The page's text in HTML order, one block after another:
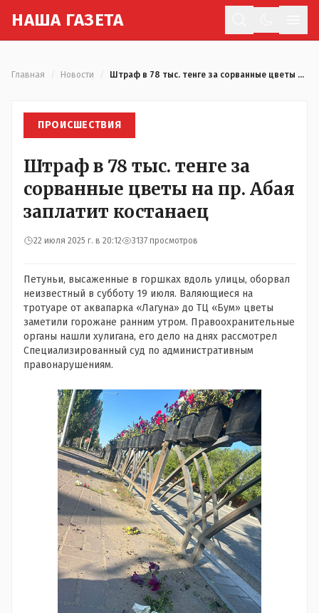
НАША ГАЗЕТА
Главная Новости Штраф в 78 тыс. тенге за сорванные цветы на пр. Абая заплатит костанаец
ПРОИСШЕСТВИЯ
Штраф в 78 тыс. тенге за
сорванные цветы на пр. Абая
заплатит костанаец
22 июля 2025 г. в 20:12 3137 просмотров
Петуньи, высаженные в горшках вдоль улицы, оборвал
неизвестный в субботу 19 июля. Валяющиеся на
тротуаре от аквапарка «Лагуна» до ТЦ «Бум» цветы
заметили горожане ранним утром. Правоохранительные
органы нашли хулигана, его дело на днях рассмотрел
Специализированный суд по административным
правонарушениям.